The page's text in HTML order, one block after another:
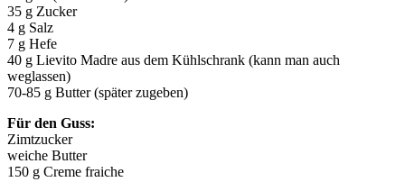
35 g Zucker
4 g Salz
7 g Hefe
40 g Lievito Madre aus dem Kühlschrank (kann man auch
weglassen)
70-85 g Butter (später zugeben)
Für den Guss:
Zimtzucker
weiche Butter
150 g Creme fraiche